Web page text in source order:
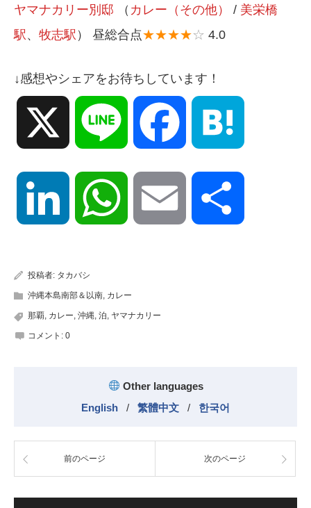
ヤマナカリー別邸 （ カレー（その他） / 美栄橋
駅 、 牧志駅 ） 昼総合点★★★★☆ 4.0
↓感想やシェアをお待ちしています！
Line Facebook
LinkedIn WhatsApp Email
投稿者: タカバシ
沖縄本島南部＆以南, カレー
那覇, カレー, 沖縄, 泊, ヤマナカリー
コメント: 0
Other languages
English
/ 繁體中文 / 한국어
前のページ 次のページ